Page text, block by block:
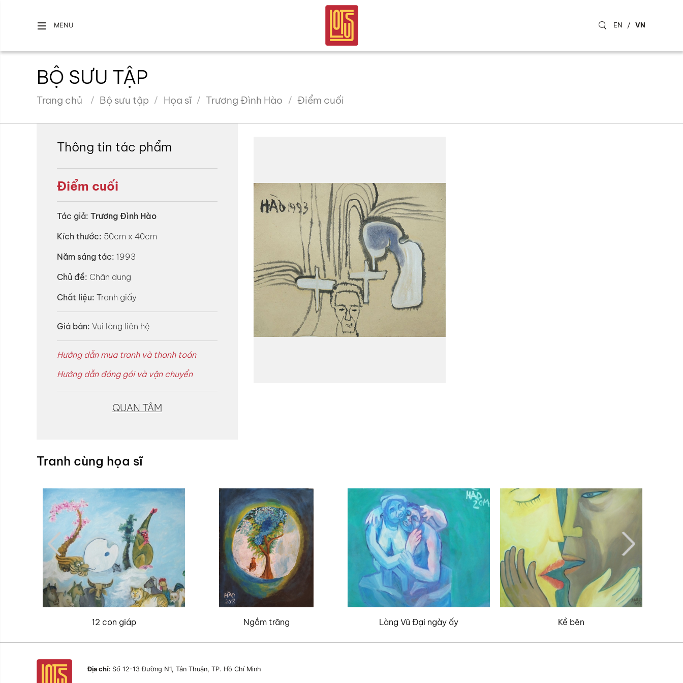
MENU EN / VN
BỘ SƯU TẬP
Trang chủ Bộ sưu tập Họa sĩ Trương Đình Hào Điểm cuối
Thông tin tác phẩm
Điểm cuối
Tác giả: Trương Đình Hào
Kích thước: 50cm x 40cm
Năm sáng tác: 1993
Chủ đề: Chân dung
Chất liệu: Tranh giấy
Giá bán: Vui lòng liên hệ
Hướng dẫn mua tranh và thanh toán
Hướng dẫn đóng gói và vận chuyển
QUAN TÂM
Tranh cùng họa sĩ
12 con giáp Ngắm trăng Làng Vũ Đại ngày ấy Kề bên
Địa chỉ: Số 12-13 Đường N1, Tân Thuận, TP. Hồ Chí Minh